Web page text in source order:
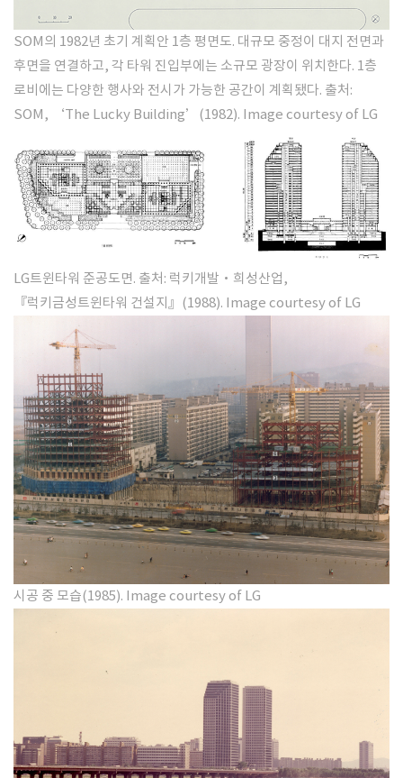
SOM의 1982년 초기 계획안 1층 평면도. 대규모 중정이 대지 전면과
후면을 연결하고, 각 타워 진입부에는 소규모 광장이 위치한다. 1층
로비에는 다양한 행사와 전시가 가능한 공간이 계획됐다. 출처:
SOM, ‘The Lucky Building’(1982). Image courtesy of LG
LG트윈타워 준공도면. 출처: 럭키개발·희성산업,
『럭키금성트윈타워 건설지』(1988). Image courtesy of LG
시공 중 모습(1985)​. Image courtesy of LG